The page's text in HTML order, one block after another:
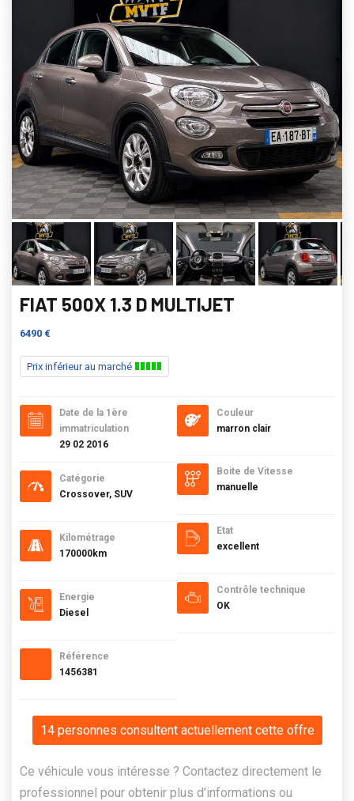
FIAT 500X 1.3 D MULTIJET
6490 €
Prix inférieur au marché
Date de la 1ère
immatriculation
29 02 2016
Catégorie
Crossover, SUV
Kilométrage
170000km
Energie
Diesel
Référence
1456381
Couleur
marron clair
Boite de Vitesse
manuelle
Etat
excellent
Contrôle technique
OK
14 personnes consultent actuellement cette offre
Ce véhicule vous intéresse ? Contactez directement le
professionnel pour obtenir plus d’informations ou